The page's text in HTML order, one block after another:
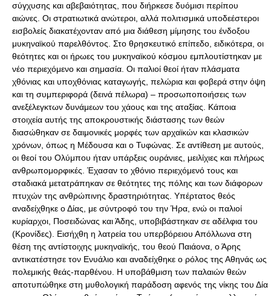
σύγχυσης και αβεβαιότητας, που διήρκεσε δυόμισι περίπου
αιώνες. Οι στρατιωτικά ανώτεροι, αλλά πολιτισμικά υποδεέστεροι
εισβολείς διακατέχονταν από μια διάθεση μίμησης του ένδοξου
μυκηναϊκού παρελθόντος. Στο θρησκευτικό επίπεδο, ειδικότερα, οι
θεότητες και οι ήρωες του μυκηναϊκού κόσμου εμπλουτίστηκαν με
νέο περιεχόμενο και σημασία. Οι παλιοί θεοί ήταν πλάσματα
χθόνιας και υποχθόνιας καταγωγής, πελώρια και φοβερά στην όψη
και τη συμπεριφορά (δεινά πέλωρα) – προσωποποιήσεις των
ανεξέλεγκτων δυνάμεων του χάους και της αταξίας. Κάποια
στοιχεία αυτής της αποκρουστικής διάστασης των θεών
διασώθηκαν σε δαιμονικές μορφές των αρχαϊκών και κλασικών
χρόνων, όπως η Μέδουσα και ο Τυφώνας. Σε αντίθεση με αυτούς,
οι θεοί του Ολύμπου ήταν υπάρξεις ουράνιες, μειλίχιες και πλήρως
ανθρωπομορφικές. Έχασαν το χθόνιο περιεχόμενό τους και
σταδιακά μετατράπηκαν σε θεότητες της πόλης και των διάφορων
πτυχών της ανθρώπινης δραστηριότητας. Υπέρτατος θεός
αναδείχθηκε ο Δίας, με σύντροφό του την Ήρα, ενώ οι παλιοί
κυρίαρχοι, Ποσειδώνας και Άδης, υποβιβάστηκαν σε αδέλφια του
(Κρονίδες). Εισήχθη η λατρεία του υπερβόρειου Απόλλωνα στη
θέση της αντίστοιχης μυκηναϊκής, του θεού Παιάονα, ο Άρης
αντικατέστησε τον Ενυάλιο και αναδείχθηκε ο ρόλος της Αθηνάς ως
πολεμικής θεάς-παρθένου. Η υποβάθμιση των παλαιών θεών
αποτυπώθηκε στη μυθολογική παράδοση αφενός της νίκης του Δία